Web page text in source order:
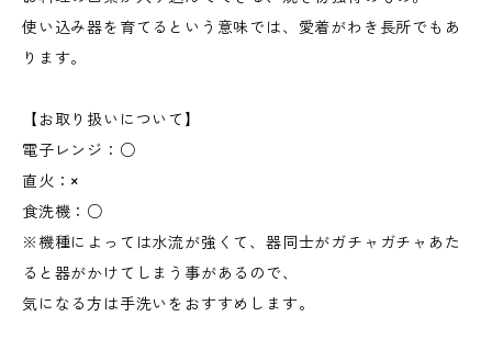
使い込み器を育てるという意味では、愛着がわき長所でもあ
ります。
【お取り扱いについて】
電子レンジ：○
直火：×
食洗機：○
※機種によっては水流が強くて、器同士がガチャガチャあた
ると器がかけてしまう事があるので、
気になる方は手洗いをおすすめします。